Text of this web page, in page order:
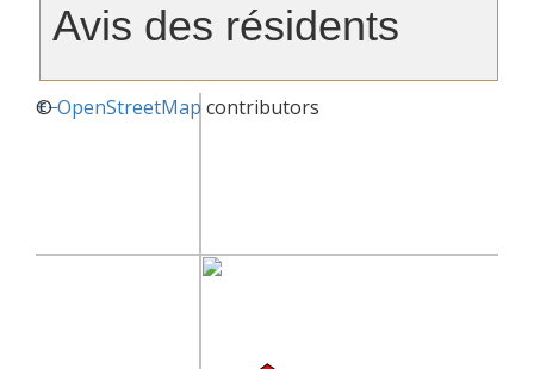
Avis des résidents
+−
©OpenStreetMap contributors